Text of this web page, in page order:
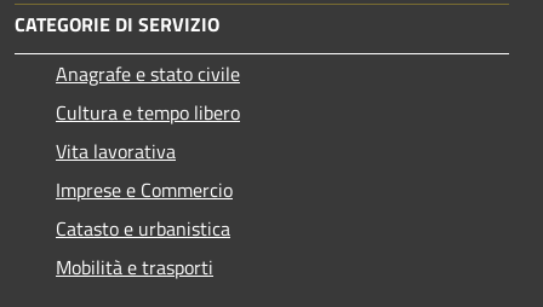
CATEGORIE DI SERVIZIO
Anagrafe e stato civile
Cultura e tempo libero
Vita lavorativa
Imprese e Commercio
Catasto e urbanistica
Mobilità e trasporti